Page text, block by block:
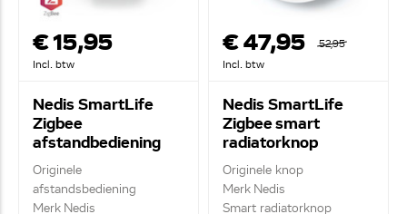
€ 15,95
Incl. btw
Nedis SmartLife
Zigbee
afstandbediening
ZBRC10WT
Originele
afstandsbediening
Merk Nedis
€ 47,95
52,95
Incl. btw
Nedis SmartLife
Zigbee smart
radiatorknop
ZBHTR10WT
Originele knop
Merk Nedis
Smart radiatorknop